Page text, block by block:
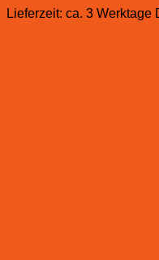
Lieferzeit: ca. 3 Werktage